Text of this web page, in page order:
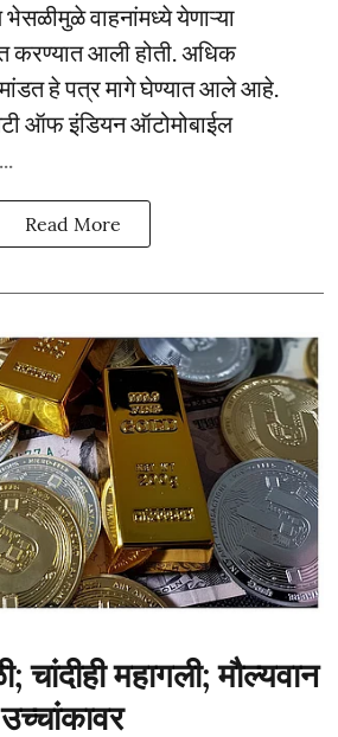
वाहनांमध्ये येणाऱ्या
करण्यात आली होती. अधिक
हे पत्र मागे घेण्यात आले आहे.
ऑफ इंडियन ऑटोमोबाईल
Read More
चांदीही महागली; मौल्यवान